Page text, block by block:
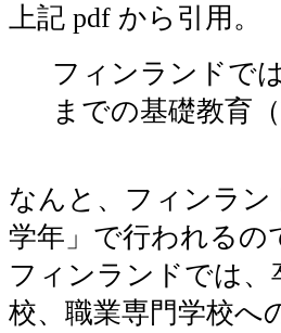
上記 pdf から引用。
フィンランドで
までの基礎教育
なんと、フィンラン
学年」で行われるの
フィンランドでは
校、職業専門学校へ